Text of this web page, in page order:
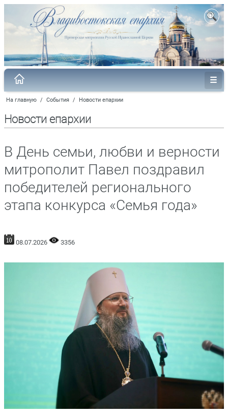
На главную / События / Новости епархии
Новости епархии
В День семьи, любви и верности
митрополит Павел поздравил
победителей регионального
этапа конкурса «Семья года»
08.07.2026 3356